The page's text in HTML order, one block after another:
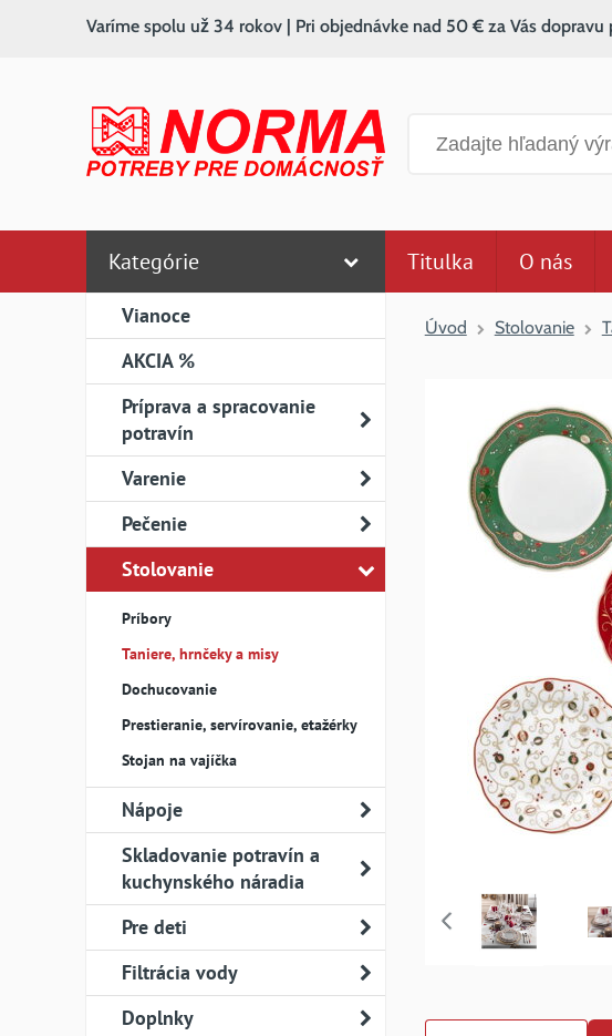
Varíme spolu už 34 rokov | Pri objednávke nad 50 € za Vás dopravu
Kategórie
Vianoce
AKCIA %
Príprava a spracovanie
potravín
Varenie
Pečenie
Stolovanie
Príbory
Taniere, hrnčeky a misy
Dochucovanie
Prestieranie, servírovanie, etažérky
Stojan na vajíčka
Nápoje
Skladovanie potravín a
kuchynského náradia
Pre deti
Filtrácia vody
Doplnky
Titulka O nás
Úvod Stolovanie